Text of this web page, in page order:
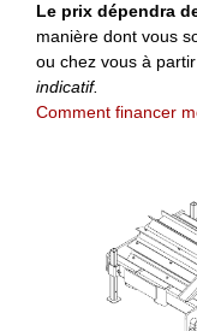
Le prix dépendra
manière dont vous
ou chez vous à partir
indicatif.
Comment financer